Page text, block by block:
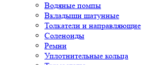
Водяные помпы
Вкладыши шатунные
Толкатели и направляющие
Соленоиды
Ремни
Уплотнительные кольца